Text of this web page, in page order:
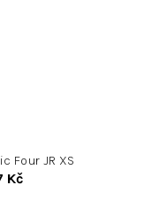
Four JR XS
Kč